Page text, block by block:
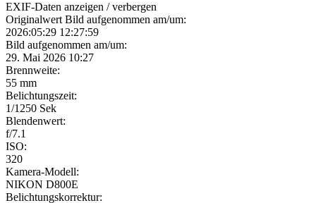
EXIF-Daten anzeigen / verbergen
Originalwert Bild aufgenommen am/um:
2026:05:29 12:27:59
Bild aufgenommen am/um:
29. Mai 2026 10:27
Brennweite:
55 mm
Belichtungszeit:
1/1250 Sek
Blendenwert:
f/7.1
ISO:
320
Kamera-Modell:
NIKON D800E
Belichtungskorrektur: